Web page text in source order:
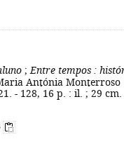
; Entre tempos :
Antónia Monterroso
- 128, 16 p. : il. ; 29 cm.